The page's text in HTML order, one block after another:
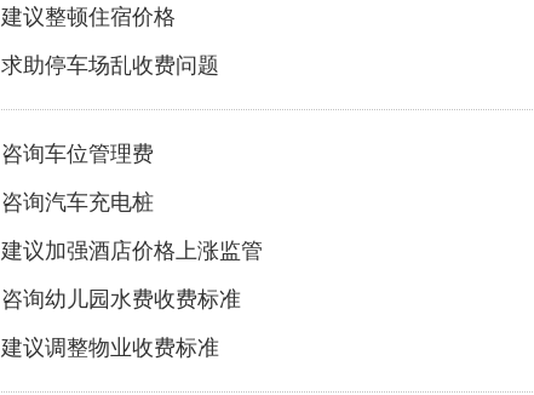
建议整顿住宿价格
求助停车场乱收费问题
咨询车位管理费
咨询汽车充电桩
建议加强酒店价格上涨监管
咨询幼儿园水费收费标准
建议调整物业收费标准